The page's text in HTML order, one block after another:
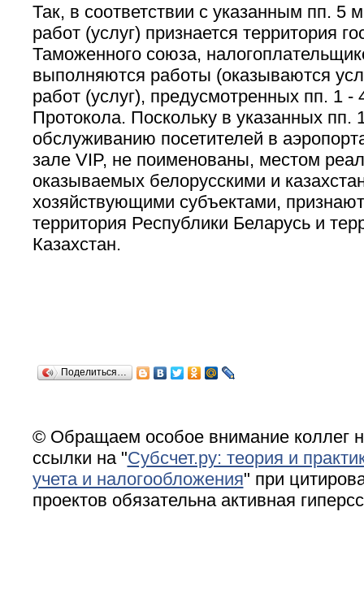
Так, в соответствии с указанным пп. 5
работ (услуг) признается территория
Таможенного союза,
выполняются работы (оказываются
работ (услуг), предусмотренных пп. 1 -
Протокола. Поскольку в указанных пп.
обслуживанию посетителей в
зале VIP, не поименованы, местом
оказываемых белорусскими и
хозяйствующими субъектами,
территория Республики Беларусь и
Казахстан.
Поделиться…
© Обращаем особое внимание коллег
ссылки на "Субсчет.ру: теория и
учета и налогообложения" при
проектов обязательна активная